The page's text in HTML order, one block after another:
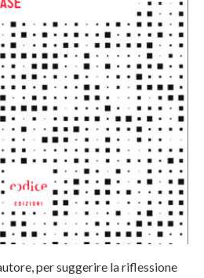
per suggerire la riflessione